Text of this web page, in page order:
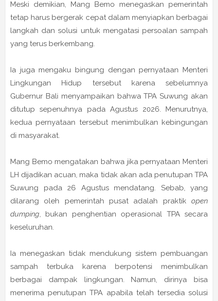
Meski demikian, Mang Bemo menegaskan pemerintah
tetap harus bergerak cepat dalam menyiapkan berbagai
langkah dan solusi untuk mengatasi persoalan sampah
yang terus berkembang.
Ia juga mengaku bingung dengan pernyataan Menteri
Lingkungan Hidup tersebut karena sebelumnya
Gubernur Bali menyampaikan bahwa TPA Suwung akan
ditutup sepenuhnya pada Agustus 2026. Menurutnya,
kedua pernyataan tersebut menimbulkan kebingungan
di masyarakat.
Mang Bemo mengatakan bahwa jika pernyataan Menteri
LH dijadikan acuan, maka tidak akan ada penutupan TPA
Suwung pada 26 Agustus mendatang. Sebab, yang
dilarang oleh pemerintah pusat adalah praktik open
dumping, bukan penghentian operasional TPA secara
keseluruhan.
Ia menegaskan tidak mendukung sistem pembuangan
sampah terbuka karena berpotensi menimbulkan
berbagai dampak lingkungan. Namun, dirinya bisa
menerima penutupan TPA apabila telah tersedia solusi